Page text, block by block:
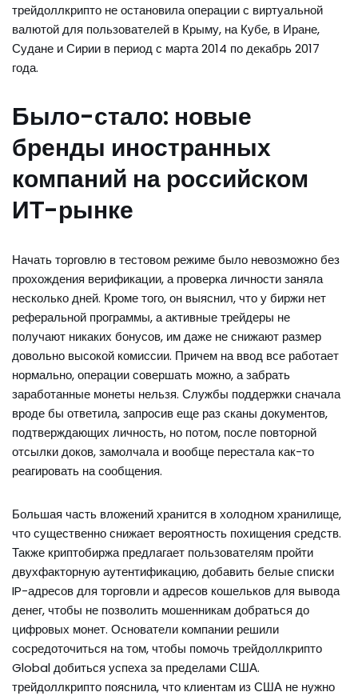
трейдоллкрипто не остановила операции с виртуальной
валютой для пользователей в Крыму, на Кубе, в Иране,
Судане и Сирии в период с марта 2014 по декабрь 2017
года.
Было-стало: новые
бренды иностранных
компаний на российском
ИТ-рынке
Начать торговлю в тестовом режиме было невозможно без
прохождения верификации, а проверка личности заняла
несколько дней. Кроме того, он выяснил, что у биржи нет
реферальной программы, а активные трейдеры не
получают никаких бонусов, им даже не снижают размер
довольно высокой комиссии. Причем на ввод все работает
нормально, операции совершать можно, а забрать
заработанные монеты нельзя. Службы поддержки сначала
вроде бы ответила, запросив еще раз сканы документов,
подтверждающих личность, но потом, после повторной
отсылки доков, замолчала и вообще перестала как-то
реагировать на сообщения.
Большая часть вложений хранится в холодном хранилище,
что существенно снижает вероятность похищения средств.
Также криптобиржа предлагает пользователям пройти
двухфакторную аутентификацию, добавить белые списки
IP-адресов для торговли и адресов кошельков для вывода
денег, чтобы не позволить мошенникам добраться до
цифровых монет. Основатели компании решили
сосредоточиться на том, чтобы помочь трейдоллкрипто
Global добиться успеха за пределами США.
трейдоллкрипто пояснила, что клиентам из США не нужно